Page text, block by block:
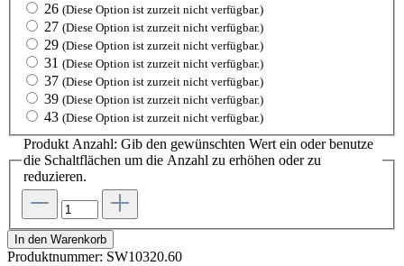
26 (Diese Option ist zurzeit nicht verfügbar.)
27 (Diese Option ist zurzeit nicht verfügbar.)
29 (Diese Option ist zurzeit nicht verfügbar.)
31 (Diese Option ist zurzeit nicht verfügbar.)
37 (Diese Option ist zurzeit nicht verfügbar.)
39 (Diese Option ist zurzeit nicht verfügbar.)
43 (Diese Option ist zurzeit nicht verfügbar.)
Produkt Anzahl: Gib den gewünschten Wert ein oder benutze
die Schaltflächen um die Anzahl zu erhöhen oder zu
reduzieren.
In den Warenkorb
Produktnummer: SW10320.60